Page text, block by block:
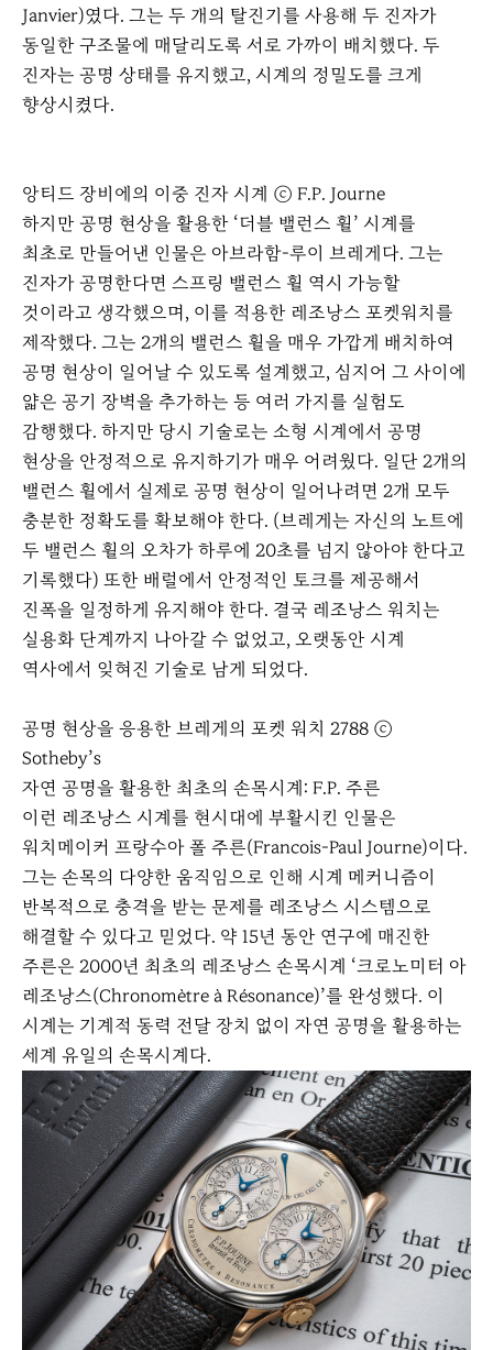
Janvier)였다. 그는 두 개의 탈진기를 사용해 두 진자가
동일한 구조물에 매달리도록 서로 가까이 배치했다. 두
진자는 공명 상태를 유지했고, 시계의 정밀도를 크게
향상시켰다.
앙티드 장비에의 이중 진자 시계 ⓒ F.P. Journe
하지만 공명 현상을 활용한 ‘더블 밸런스 휠’ 시계를
최초로 만들어낸 인물은 아브라함-루이 브레게다. 그는
진자가 공명한다면 스프링 밸런스 휠 역시 가능할
것이라고 생각했으며, 이를 적용한 레조낭스 포켓워치를
제작했다. 그는 2개의 밸런스 휠을 매우 가깝게 배치하여
공명 현상이 일어날 수 있도록 설계했고, 심지어 그 사이에
얇은 공기 장벽을 추가하는 등 여러 가지를 실험도
감행했다. 하지만 당시 기술로는 소형 시계에서 공명
현상을 안정적으로 유지하기가 매우 어려웠다. 일단 2개의
밸런스 휠에서 실제로 공명 현상이 일어나려면 2개 모두
충분한 정확도를 확보해야 한다. (브레게는 자신의 노트에
두 밸런스 휠의 오차가 하루에 20초를 넘지 않아야 한다고
기록했다) 또한 배럴에서 안정적인 토크를 제공해서
진폭을 일정하게 유지해야 한다. 결국 레조낭스 워치는
실용화 단계까지 나아갈 수 없었고, 오랫동안 시계
역사에서 잊혀진 기술로 남게 되었다.
공명 현상을 응용한 브레게의 포켓 워치 2788 ⓒ
Sotheby’s
자연 공명을 활용한 최초의 손목시계: F.P. 주른
이런 레조낭스 시계를 현시대에 부활시킨 인물은
워치메이커 프랑수아 폴 주른(Francois-Paul Journe)이다.
그는 손목의 다양한 움직임으로 인해 시계 메커니즘이
반복적으로 충격을 받는 문제를 레조낭스 시스템으로
해결할 수 있다고 믿었다. 약 15년 동안 연구에 매진한
주른은 2000년 최초의 레조낭스 손목시계 ‘크로노미터 아
레조낭스(Chronomètre à Résonance)’를 완성했다. 이
시계는 기계적 동력 전달 장치 없이 자연 공명을 활용하는
세계 유일의 손목시계다.